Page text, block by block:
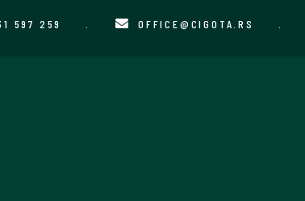
597 259 OFFICE@CIGOTA.RS